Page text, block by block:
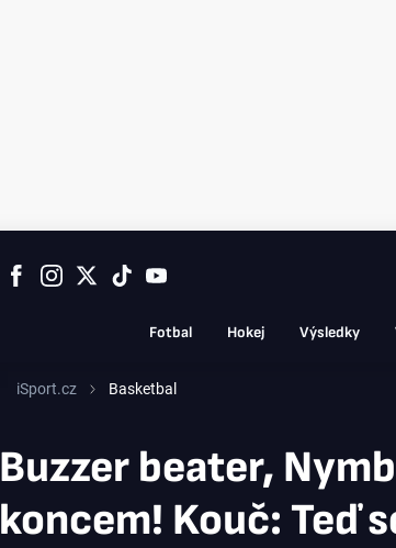
Fotbal Hokej Výsledky
iSport.cz Basketbal
Buzzer beater,
koncem! Kouč: Teď